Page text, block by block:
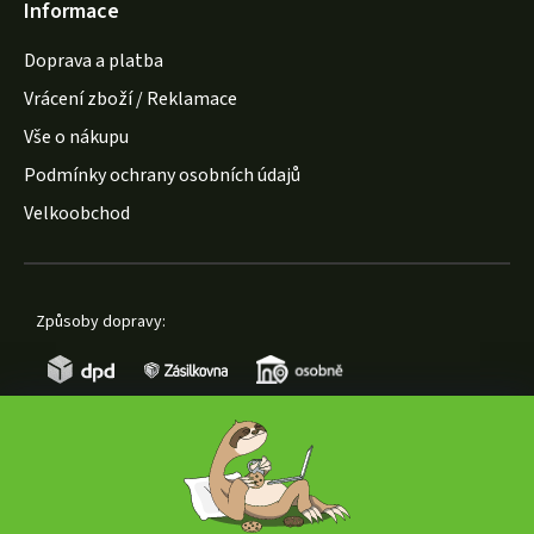
Informace
Doprava a platba
Vrácení zboží / Reklamace
Vše o nákupu
Podmínky ochrany osobních údajů
Velkoobchod
Způsoby dopravy: